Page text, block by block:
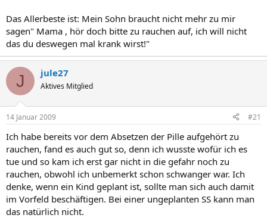
Das Allerbeste ist: Mein Sohn braucht nicht mehr zu mir
sagen" Mama , hör doch bitte zu rauchen auf, ich will nicht
das du deswegen mal krank wirst!"
J jule27
Aktives Mitglied
14 Januar 2009 #21
Ich habe bereits vor dem Absetzen der Pille aufgehört zu
rauchen, fand es auch gut so, denn ich wusste wofür ich es
tue und so kam ich erst gar nicht in die gefahr noch zu
rauchen, obwohl ich unbemerkt schon schwanger war. Ich
denke, wenn ein Kind geplant ist, sollte man sich auch damit
im Vorfeld beschäftigen. Bei einer ungeplanten SS kann man
das natürlich nicht.